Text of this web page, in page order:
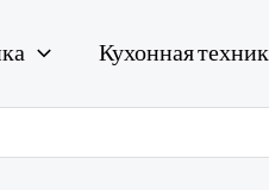
Кухонная